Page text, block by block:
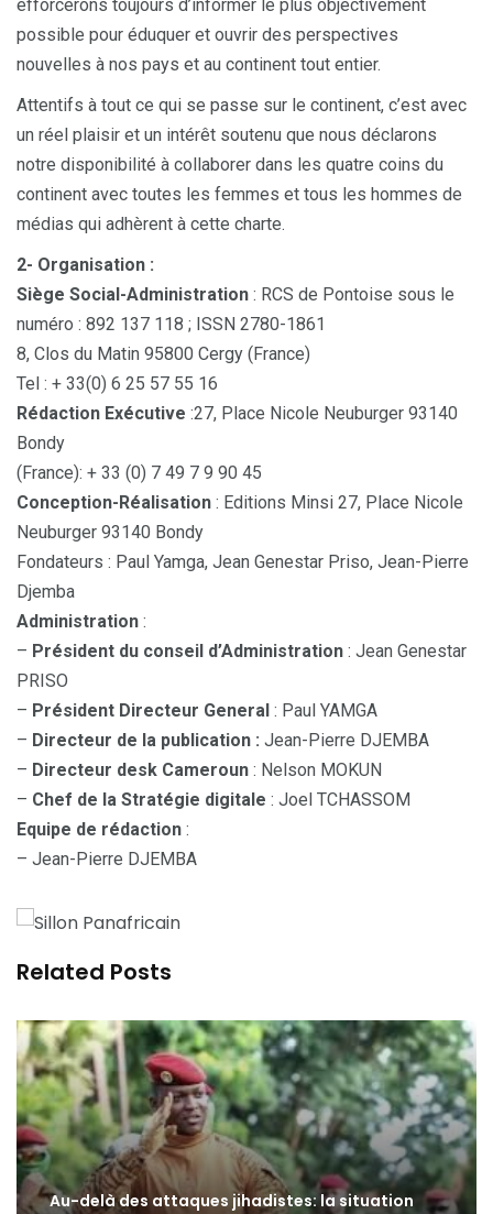
efforcerons toujours d’informer le plus objectivement
possible pour éduquer et ouvrir des perspectives
nouvelles à nos pays et au continent tout entier.
Attentifs à tout ce qui se passe sur le continent, c’est avec
un réel plaisir et un intérêt soutenu que nous déclarons
notre disponibilité à collaborer dans les quatre coins du
continent avec toutes les femmes et tous les hommes de
médias qui adhèrent à cette charte.
2- Organisation :
Siège Social-Administration : RCS de Pontoise sous le
numéro : 892 137 118 ; ISSN 2780-1861
8, Clos du Matin 95800 Cergy (France)
Tel : + 33(0) 6 25 57 55 16
Rédaction Exécutive :27, Place Nicole Neuburger 93140
Bondy
(France): + 33 (0) 7 49 7 9 90 45
Conception-Réalisation : Editions Minsi 27, Place Nicole
Neuburger 93140 Bondy
Fondateurs : Paul Yamga, Jean Genestar Priso, Jean-Pierre
Djemba
Administration :
– Président du conseil d’Administration : Jean Genestar
PRISO
– Président Directeur General : Paul YAMGA
– Directeur de la publication : Jean-Pierre DJEMBA
– Directeur desk Cameroun : Nelson MOKUN
– Chef de la Stratégie digitale : Joel TCHASSOM
Equipe de rédaction :
– Jean-Pierre DJEMBA
Related Posts
Au-delà des attaques jihadistes: la situation